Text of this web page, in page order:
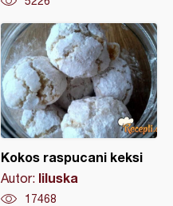
Kokos raspucani keksi
Autor: liluska
17468